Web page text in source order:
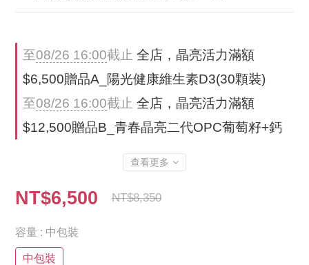
至08/26 16:00截止 全店，晶亮活力滿額
$6,500贈品A_陽光健康維生素D3(30顆裝)
至08/26 16:00截止 全店，晶亮活力滿額
$12,500贈品B_青春晶亮二代OPC葡萄籽+鈣
查看更多
NT$6,500 NT$8,350
容量 : 中包裝
中包裝